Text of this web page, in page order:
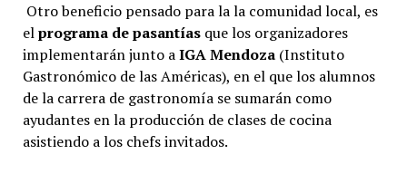
Otro beneficio pensado para la la comunidad local, es
elprograma de pasantíasque los organizadores
implementarán junto aIGA Mendoza (Instituto
Gastronómico de las Américas), en el que los alumnos
de la carrera de gastronomía se sumarán como
ayudantes en la producción de clases de cocina
asistiendo a los chefs invitados.